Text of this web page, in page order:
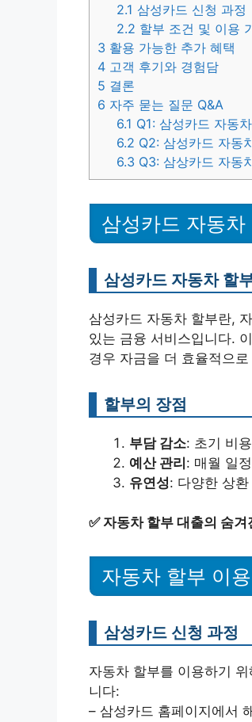
2.1 삼성카드 신청 과정
2.2 할부 조건 및 이용
3 활용 가능한 추가 혜택
4 고객 후기와 경험담
5 결론
6 자주 묻는 질문 Q&A
6.1 Q1: 삼성카드 자동
6.2 Q2: 삼성카드 자동
6.3 Q3: 삼상카드 자동
삼성카드 자동차
삼성카드 자동차 할
삼성카드 자동차 할부란,
있는 금융 서비스입니다.
경우 자금을 더 효율적으
할부의 장점
부담 감소: 초기 비
예산 관리: 매월 일
유연성: 다양한 상
✅ 자동차 할부 대출의 숨
자동차 할부 이
삼성카드 신청 과정
자동차 할부를 이용하기
니다:
– 삼성카드 홈페이지에서